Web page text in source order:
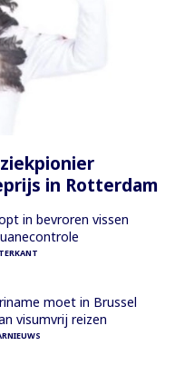
in Rotterdam
in bevroren vissen
moet in Brussel
visumvrij reizen